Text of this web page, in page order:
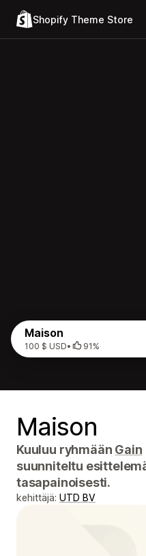
Shopify Theme Store
Maison
100 $ USD• 91%
Maison
Kuuluu ryhmään Gain
suunniteltu
tasapainoisesti.
kehittäjä: UTD BV